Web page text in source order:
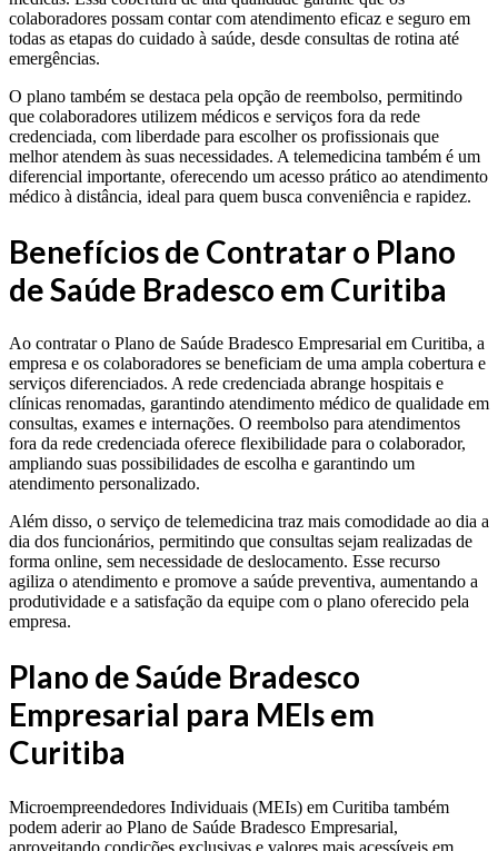
colaboradores possam contar com atendimento eficaz e seguro em
todas as etapas do cuidado à saúde, desde consultas de rotina até
emergências.
O plano também se destaca pela opção de reembolso, permitindo
que colaboradores utilizem médicos e serviços fora da rede
credenciada, com liberdade para escolher os profissionais que
melhor atendem às suas necessidades. A telemedicina também é um
diferencial importante, oferecendo um acesso prático ao atendimento
médico à distância, ideal para quem busca conveniência e rapidez.
Benefícios de Contratar o Plano
de Saúde Bradesco em Curitiba
Ao contratar o Plano de Saúde Bradesco Empresarial em Curitiba, a
empresa e os colaboradores se beneficiam de uma ampla cobertura e
serviços diferenciados. A rede credenciada abrange hospitais e
clínicas renomadas, garantindo atendimento médico de qualidade em
consultas, exames e internações. O reembolso para atendimentos
fora da rede credenciada oferece flexibilidade para o colaborador,
ampliando suas possibilidades de escolha e garantindo um
atendimento personalizado.
Além disso, o serviço de telemedicina traz mais comodidade ao dia a
dia dos funcionários, permitindo que consultas sejam realizadas de
forma online, sem necessidade de deslocamento. Esse recurso
agiliza o atendimento e promove a saúde preventiva, aumentando a
produtividade e a satisfação da equipe com o plano oferecido pela
empresa.
Plano de Saúde Bradesco
Empresarial para MEIs em
Curitiba
Microempreendedores Individuais (MEIs) em Curitiba também
podem aderir ao Plano de Saúde Bradesco Empresarial,
aproveitando condições exclusivas e valores mais acessíveis em